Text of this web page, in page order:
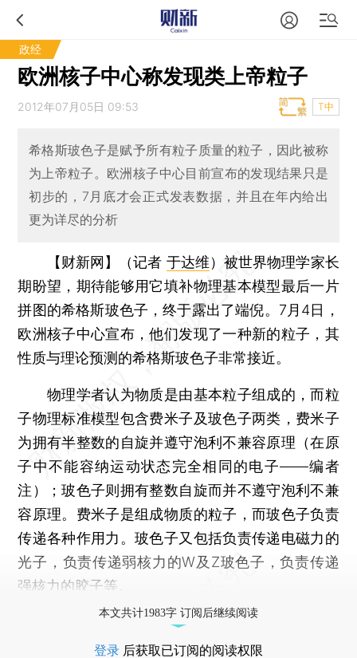
政经
欧洲核子中心称发现类上帝粒子
2012年07月05日 09:53 T中
希格斯玻色子是赋予所有粒子质量的粒子，因此被称
为上帝粒子。欧洲核子中心目前宣布的发现结果只是
初步的，7月底才会正式发表数据，并且在年内给出
更为详尽的分析
【财新网】（记者 于达维） 被世界物理学家长
期盼望，期待能够用它填补物理基本模型最后一片
拼图的希格斯玻色子，终于露出了端倪。7月4日，
欧洲核子中心宣布，他们发现了一种新的粒子，其
性质与理论预测的希格斯玻色子非常接近。
物理学者认为物质是由基本粒子组成的，而粒
子物理标准模型包含费米子及玻色子两类，费米子
为拥有半整数的自旋并遵守泡利不兼容原理（在原
子中不能容纳运动状态完全相同的电子——编者
注）；玻色子则拥有整数自旋而并不遵守泡利不兼
容原理。费米子是组成物质的粒子，而玻色子负责
传递各种作用力。玻色子又包括负责传递电磁力的
光子，负责传递弱核力的W及Z玻色子，负责传递
强核力的胶子等。
本文共计1983字 订阅后继续阅读
登录 后获取已订阅的阅读权限